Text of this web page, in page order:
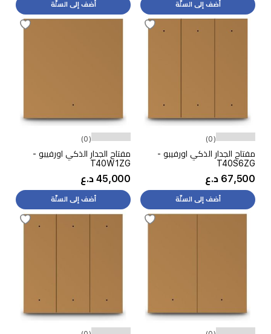
أضف إلى السلّة أضف إلى السلّة
(0)
مفتاح الجدار الذكي اورفيبو -
T40S6ZG
67,500 د.ع
أضف إلى السلّة
(0)
مفتاح الجدار الذكي اورفيبو -
T40W1ZG
45,000 د.ع
أضف إلى السلّة